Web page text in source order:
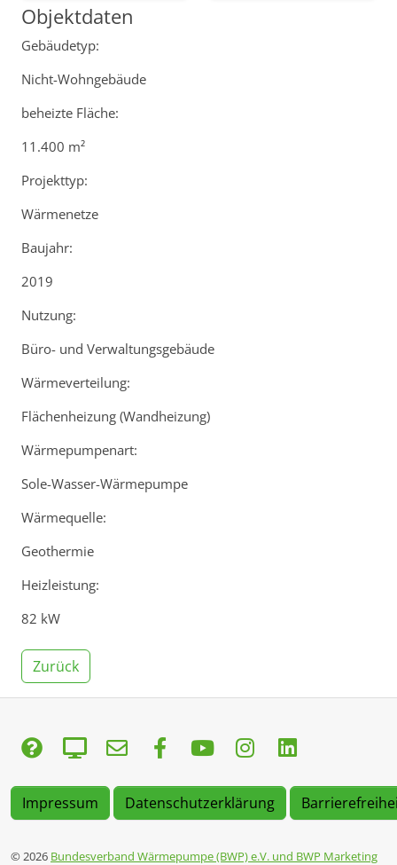
Objektdaten
Gebäudetyp:
Nicht-Wohngebäude
beheizte Fläche:
11.400 m²
Projekttyp:
Wärmenetze
Baujahr:
2019
Nutzung:
Büro- und Verwaltungsgebäude
Wärmeverteilung:
Flächenheizung (Wandheizung)
Wärmepumpenart:
Sole-Wasser-Wärmepumpe
Wärmequelle:
Geothermie
Heizleistung:
82 kW
Zurück
Impressum Datenschutzerklärung
© 2026 Bundesverband Wärmepumpe (BWP) e.V. und BWP Marketing